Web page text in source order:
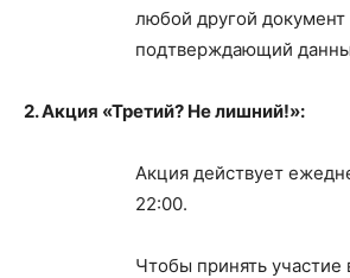
любой другой документ
подтверждающий
2. Акция «Третий? Не лишний!»:
Акция действует
22:00.
Чтобы принять участие